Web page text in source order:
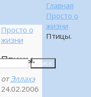
Поиск
Главная
Просто о
жизни
Птицы.
Просто о
жизни
Птицы.
от Эллахэ
24.02.2006